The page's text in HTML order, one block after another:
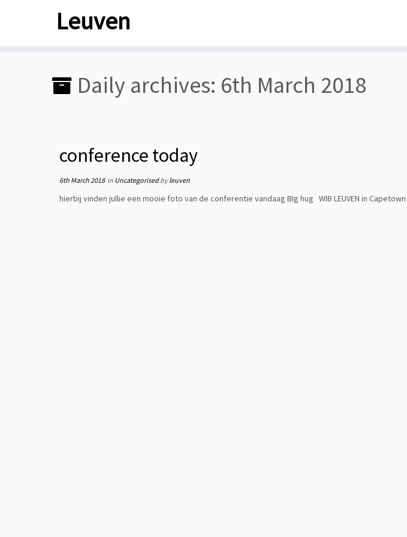
Leuven
Daily archives: 6th March 2018
conference today
6th March 2018in Uncategorisedbyleuven
hierbij vinden jullie een mooie foto van de conferentie vandaag BIg hug WIB LEUVEN in Capetown